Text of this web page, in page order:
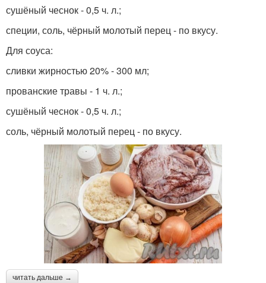
сушёный чеснок - 0,5 ч. л.;
специи, соль, чёрный молотый перец - по вкусу.
Для соуса:
сливки жирностью 20% - 300 мл;
прованские травы - 1 ч. л.;
сушёный чеснок - 0,5 ч. л.;
соль, чёрный молотый перец - по вкусу.
читать дальше →